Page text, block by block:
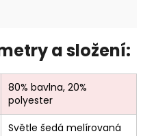
a složení:
80% bavlna, 20%
polyester
Světle šedá melírovaná